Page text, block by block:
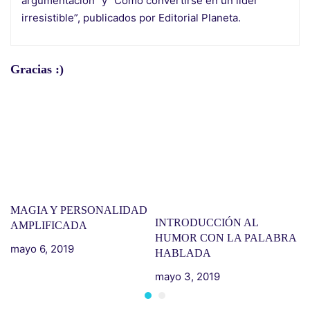
irresistible”, publicados por Editorial Planeta.
Gracias :)
MAGIA Y PERSONALIDAD
AMPLIFICADA
mayo 6, 2019
INTRODUCCIÓN AL
HUMOR CON LA PALABRA
HABLADA
mayo 3, 2019